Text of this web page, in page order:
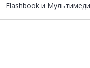
Flashbook и